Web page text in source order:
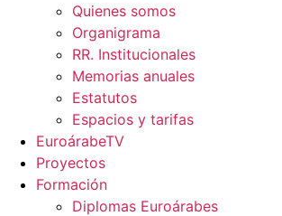
Quienes somos
Organigrama
RR. Institucionales
Memorias anuales
Estatutos
Espacios y tarifas
EuroárabeTV
Proyectos
Formación
Diplomas Euroárabes